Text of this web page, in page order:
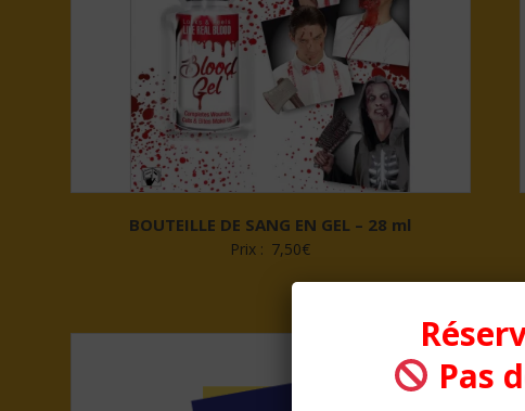
BOUTEILLE DE SANG EN GEL – 28 ml
Prix : 7,50€
Pas